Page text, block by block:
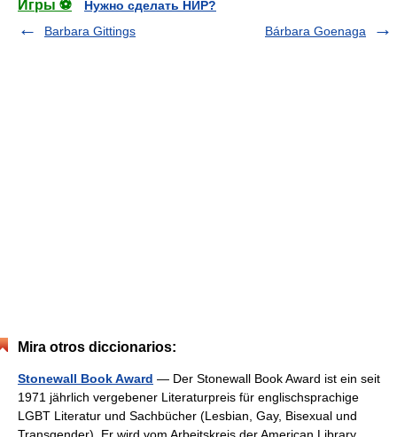
Игры ⚽
Нужно сделать НИР?
Barbara Gittings
Bárbara Goenaga
Mira otros diccionarios:
Stonewall Book Award — Der Stonewall Book Award ist ein seit
1971 jährlich vergebener Literaturpreis für englischsprachige
LGBT Literatur und Sachbücher (Lesbian, Gay, Bisexual und
Transgender). Er wird vom Arbeitskreis der American Library